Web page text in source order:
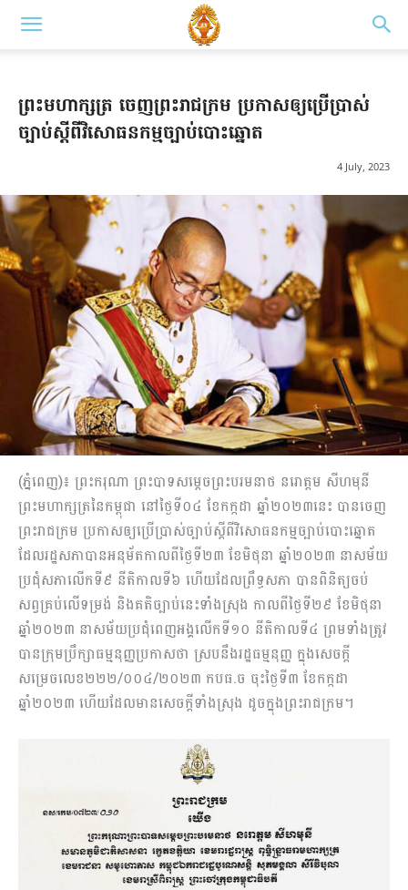
ព្រះមហាក្សត្រ ចេញព្រះរាជក្រម ប្រកាស​ឲ្យប្រើប្រាស់​
ច្បាប់ស្តីពីវិសោធនកម្មច្បាប់បោះឆ្នោត
4 July, 2023
(ភ្នំពេញ)៖ ព្រះករុណា ព្រះបាទសម្តេចព្រះបរមនាថ នរោត្តម សីហមុនី
ព្រះមហាក្សត្រនៃកម្ពុជា នៅថ្ងៃទី០៤ ខែកក្កដា ឆ្នាំ២០២៣នេះ បាន​ចេញ​
ព្រះរាជ​ក្រម ប្រកាសឲ្យ​ប្រើប្រាស់​ច្បាប់ស្តី​ពីវិសោ​ធនកម្មច្បាប់បោះឆ្នោត
ដែលរដ្ឋសភា​បានអនុម័ត​កាលពី​ថ្ងៃទី២៣ ខែមិថុនា ឆ្នាំ២០២៣ នាសម័យ​
ប្រជុំសភាលើកទី៩ នីតិកាលទី៦ ហើយ​ដែល​ព្រឹទ្ធសភា បានពិនិត្យចប់
សព្វគ្រប់លើទម្រង់ និង​គតិច្បាប់នេះទាំងស្រុង កាលពីថ្ងៃទី២៩ ខែមិថុនា
ឆ្នាំ​២០២៣ នាសម័យប្រជុំពេញអង្គលើកទី១០ នីតិកាលទី៤ ព្រមទាំងត្រូវ
បាន​ក្រុមប្រឹក្សាធម្មនុញ្ញ​ប្រកាស​ថា ស្របនឹងរដ្ឋធម្មនុញ្ញ ក្នុងសេចក្តី​
សម្រេច​លេខ២២២/០០៤/២០២៣ កបធ.ច ចុះថ្ងៃទី៣ ខែកក្កដា
ឆ្នាំ២០២៣ ហើយដែលមាន​សេចក្តីទាំងស្រុង ដូចក្នុងព្រះរាជក្រម។